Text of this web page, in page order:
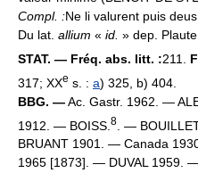
Compl. :Ne li valurent puis deus
Du lat. allium « id. » dep.
STAT. — Fréq. abs. litt. :211.
317; XXe s. : a) 325, b) 404.
BBG. —Ac. Gastr. 1962. —
1912. — BOISS. 8
. —
BRUANT 1901. — Canada
1965 [1873]. — DUVAL 1959.